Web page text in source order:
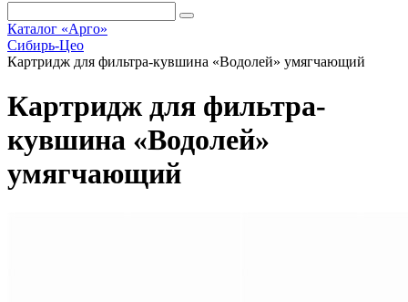
Каталог «Арго»
Сибирь-Цео
Картридж для фильтра-кувшина «Водолей» умягчающий
Картридж для фильтра-
кувшина «Водолей»
умягчающий